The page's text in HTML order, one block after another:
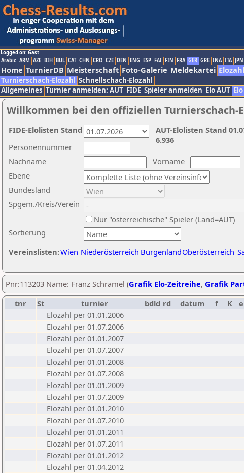
Logged on: Gast
Arabic ARM AZE BIH BUL CAT CHN CRO CZE DEN ENG ESP FAI FIN FRA GER GRE INA ITA JPN
Home TurnierDB Meisterschaft Foto-Galerie Meldekartei
Turnierschach-Elozahl Schnellschach-Elozahl
Allgemeines Turnier anmelden: AUT FIDE Spieler anmelden Elo AUT
Willkommen bei den offiziellen Turnierschach-
Nachname
Vorname
Ebene
Sortierung
Personennummer
Bundesland
Spgem./Kreis/Verein
Nur "österreichische" Spieler (Land=AUT)
Vereinslisten:Wien Niederösterreich BurgenlandOberösterreich
AUT-Elolisten Stand
6.936
FIDE-Elolisten Stand
Pnr:113203 Name: Franz Schramel (Grafik Elo-Zeitreihe, Grafik
tnr
St turnier bdld rd datum f K
Elozahl per 01.01.2006
Elozahl per 01.07.2006
Elozahl per 01.01.2007
Elozahl per 01.07.2007
Elozahl per 01.01.2008
Elozahl per 01.07.2008
Elozahl per 01.01.2009
Elozahl per 01.07.2009
Elozahl per 01.01.2010
Elozahl per 01.07.2010
Elozahl per 01.01.2011
Elozahl per 01.07.2011
Elozahl per 01.01.2012
Elozahl per 01.04.2012